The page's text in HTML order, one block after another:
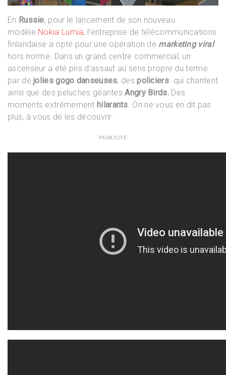
En Russie, pour le lancement de son nouveau
modèle Nokia Lumia, l’entreprise de télécommunications
finlandaise a opté pour une opération de marketing viral
hors norme. Dans un grand centre commercial, un
ascenseur a été pris d’assaut au sens propre du terme
par dejolies gogo danseuses, des policiers qui chantent
ainsi que des peluches géantesAngry Birds. Des
moments extrêmement hilarants. On ne vous en dit pas
plus, à vous de les découvrir.
PUBLICITÉ